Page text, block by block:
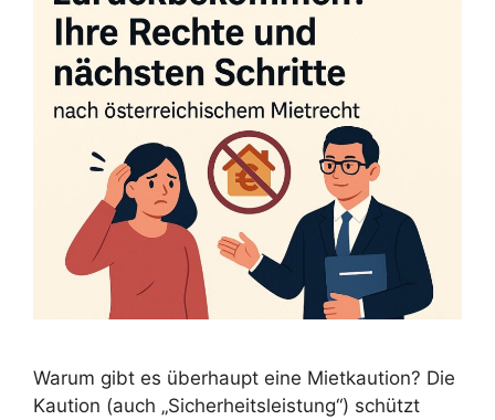
Warum gibt es überhaupt eine Mietkaution? Die
Kaution (auch „Sicherheitsleistung“) schützt